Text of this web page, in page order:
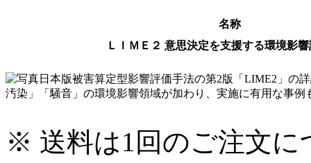
名称
ＬＩＭＥ２ 意思決定を支援する環境影
日本版被害算定型影響評価手法の第2版「LIME2」の
汚染」「騒音」の環境影響領域が加わり、実施に有用な事
※ 送料は1回のご注文に